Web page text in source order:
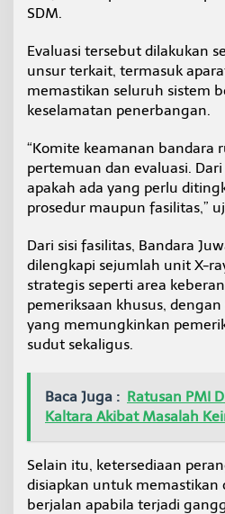
SDM.
Evaluasi tersebut dilakukan
unsur terkait, termasuk
memastikan seluruh sistem
keselamatan penerbangan.
“Komite keamanan bandara
pertemuan dan evaluasi.
apakah ada yang perlu
prosedur maupun fasilitas,”
Dari sisi fasilitas, Bandara
dilengkapi sejumlah unit X-
strategis seperti area
pemeriksaan khusus,
yang memungkinkan
sudut sekaligus.
Baca Juga : Ratusan PMI
Kaltara Akibat Masalah
Selain itu, ketersediaan
disiapkan untuk memastikan
berjalan apabila terjadi